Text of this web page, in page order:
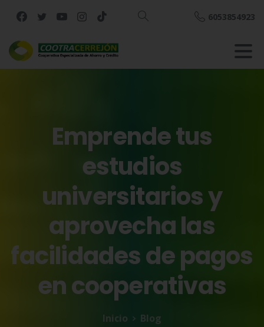
Buscar
6053854923
Emprendetus
estudios
universitariosy
aprovechalas
facilidadesdepagos
encooperativas
Inicio
Blog